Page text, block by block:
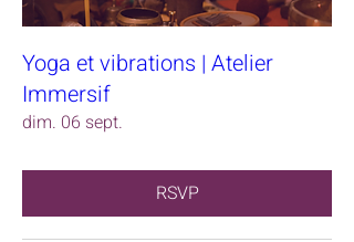
Yoga et vibrations | Atelier
Immersif
dim. 06 sept.
RSVP